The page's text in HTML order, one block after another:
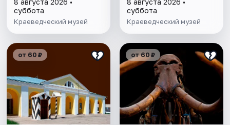
края"
8 августа 2026 •
суббота
Краеведческий музей
8 августа 2026 •
суббота
Краеведческий музей
от 60 ₽ от 60 ₽